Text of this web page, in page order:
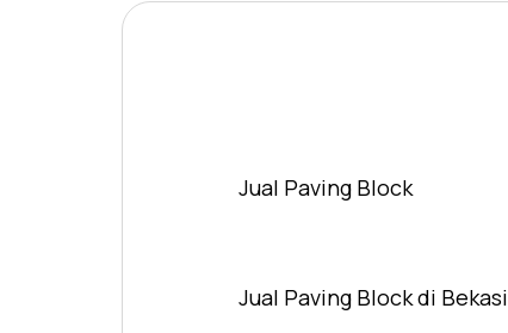
Jual Paving Block
Jual Paving Block di Bekasi